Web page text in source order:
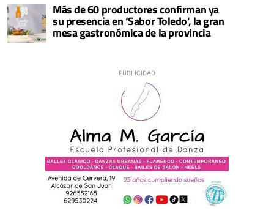
Más de 60 productores confirman ya
su presencia en ‘Sabor Toledo’, la gran
mesa gastronómica de la provincia